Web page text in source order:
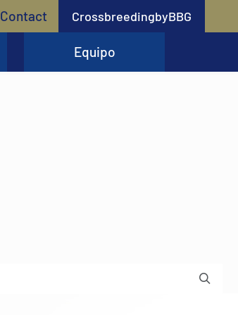
Contact CrossbreedingbyBBG
Equipo